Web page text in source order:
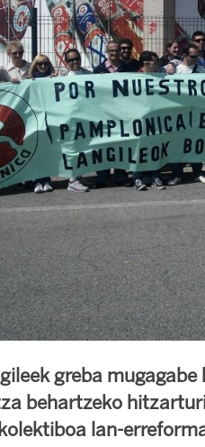
greba
behartzeko
lan-